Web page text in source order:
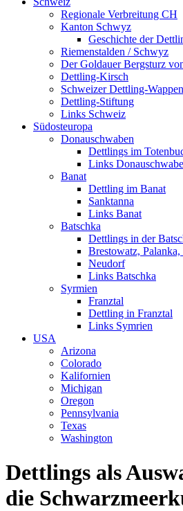
Regionale Verbreitung CH
Kanton Schwyz
Geschichte der
Riemenstalden / Schwyz
Der Goldauer Bergsturz
Dettling-Kirsch
Schweizer Dettling-Wappen
Dettling-Stiftung
Links Schweiz
Südosteuropa
Donauschwaben
Dettlings im
Links
Banat
Dettling im Banat
Sanktanna
Links Banat
Batschka
Dettlings in der
Brestowatz,
Neudorf
Links Batschka
Syrmien
Franztal
Dettling in Franztal
Links Symrien
USA
Arizona
Colorado
Kalifornien
Michigan
Oregon
Pennsylvania
Texas
Washington
Dettlings als
die